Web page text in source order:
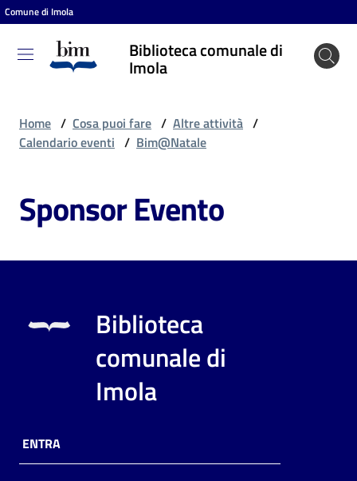
Vai al contenuto
Vai alla navigazione
Vai al footer
Comune di Imola
Biblioteca comunale di
Imola
Biblioteca
comunale
puoi
Risorse
online
Home / Cosa puoi fare / Altre attività /
Calendario eventi / Bim@Natale
Sponsor Evento
Biblioteca
comunale di
Imola
ENTRA